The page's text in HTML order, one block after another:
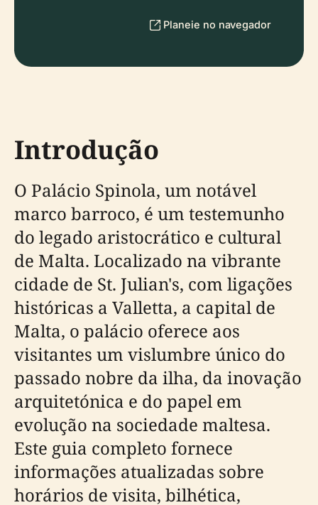
Planeie no navegador
Introdução
O Palácio Spinola, um notável
marco barroco, é um testemunho
do legado aristocrático e cultural
de Malta. Localizado na vibrante
cidade de St. Julian's, com ligações
históricas a Valletta, a capital de
Malta, o palácio oferece aos
visitantes um vislumbre único do
passado nobre da ilha, da inovação
arquitetónica e do papel em
evolução na sociedade maltesa.
Este guia completo fornece
informações atualizadas sobre
horários de visita, bilhética,